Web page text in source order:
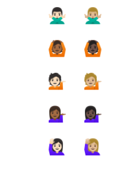
🙅🏻‍♂️
🙅🏼‍♂️
🙆🏾
🙆🏿
💁🏻
💁🏼
💁🏾‍♀️
💁🏿‍♀️
🙋🏻‍♀️
🙋🏼‍♀️